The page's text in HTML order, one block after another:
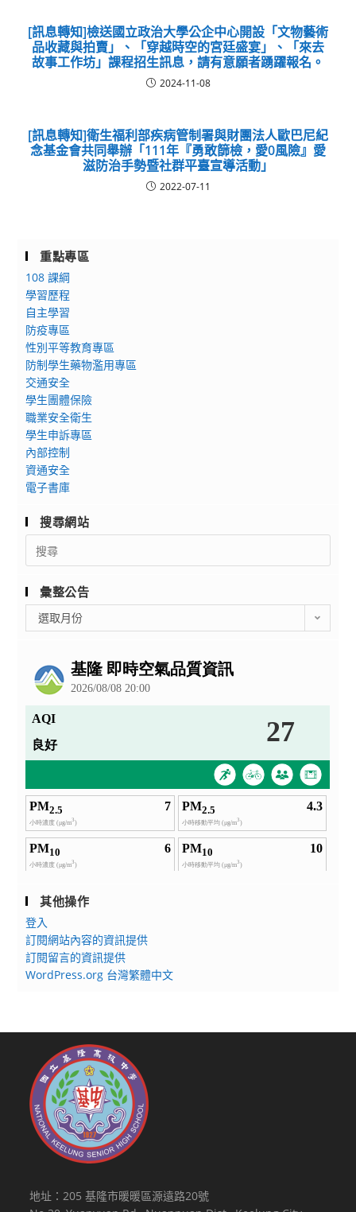
[訊息轉知]檢送國立政治大學公企中心開設「文物藝術
品收藏與拍賣」、「穿越時空的宮廷盛宴」、「來去
故事工作坊」課程招生訊息，請有意願者踴躍報名。
2024-11-08
[訊息轉知]衛生福利部疾病管制署與財團法人歐巴尼紀
念基金會共同舉辦「111年『勇敢篩檢，愛0風險』愛
滋防治手勢暨社群平臺宣導活動」
2022-07-11
重點專區
108 課綱
學習歷程
自主學習
防疫專區
性別平等教育專區
防制學生藥物濫用專區
交通安全
學生團體保險
職業安全衛生
學生申訴專區
內部控制
資通安全
電子書庫
搜尋網站
Search
for:
彙整公告
整
選取月份
其他操作
登入
訂閱網站內容的資訊提供
訂閱留言的資訊提供
WordPress.org 台灣繁體中文
地址：205 基隆市暖暖區源遠路20號